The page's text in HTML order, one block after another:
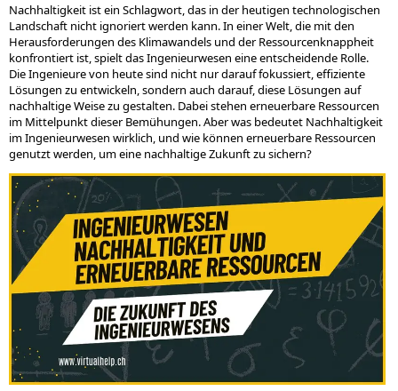
Nachhaltigkeit ist ein Schlagwort, das in der heutigen technologischen
Landschaft nicht ignoriert werden kann. In einer Welt, die mit den
Herausforderungen des Klimawandels und der Ressourcenknappheit
konfrontiert ist, spielt das Ingenieurwesen eine entscheidende Rolle.
Die Ingenieure von heute sind nicht nur darauf fokussiert, effiziente
Lösungen zu entwickeln, sondern auch darauf, diese Lösungen auf
nachhaltige Weise zu gestalten. Dabei stehen erneuerbare Ressourcen
im Mittelpunkt dieser Bemühungen. Aber was bedeutet Nachhaltigkeit
im Ingenieurwesen wirklich, und wie können erneuerbare Ressourcen
genutzt werden, um eine nachhaltige Zukunft zu sichern?